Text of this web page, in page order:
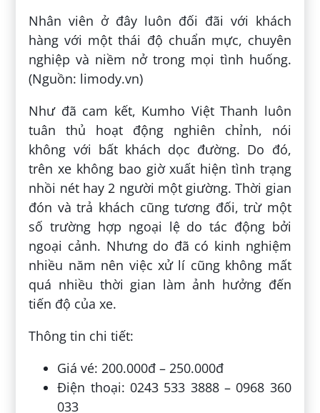
Nhân viên ở đây luôn đối đãi với khách
hàng với một thái độ chuẩn mực, chuyên
nghiệp và niềm nở trong mọi tình huống.
(Nguồn: limody.vn)
Như đã cam kết, Kumho Việt Thanh luôn
tuân thủ hoạt động nghiên chỉnh, nói
không với bất khách dọc đường. Do đó,
trên xe không bao giờ xuất hiện tình trạng
nhồi nét hay 2 người một giường. Thời gian
đón và trả khách cũng tương đối, trừ một
số trường hợp ngoại lệ do tác động bởi
ngoại cảnh. Nhưng do đã có kinh nghiệm
nhiều năm nên việc xử lí cũng không mất
quá nhiều thời gian làm ảnh hưởng đến
tiến độ của xe.
Thông tin chi tiết:
Giá vé: 200.000đ – 250.000đ
Điện thoại: 0243 533 3888 – 0968 360
033